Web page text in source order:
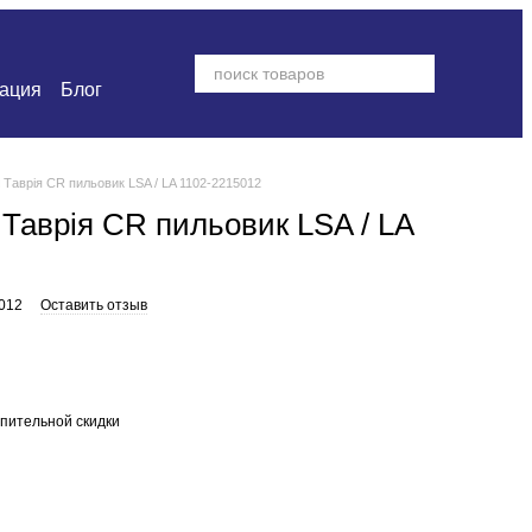
Блог
CR пильовик LSA / LA 1102-2215012
CR пильовик LSA / LA
Оставить отзыв
скидки